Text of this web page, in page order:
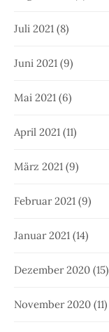
Juli 2021 (8)
Juni 2021 (9)
Mai 2021 (6)
April 2021 (11)
März 2021 (9)
Februar 2021 (9)
Januar 2021 (14)
Dezember 2020 (15)
November 2020 (11)